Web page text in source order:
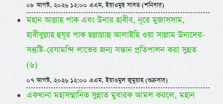
০৮ আগস্ট, ২০২৬ ১২:০০ এএম, ইয়াওমুছ সাবত (শনিবার)
মহান আল্লাহ পাক এবং উনার হাবীব, নূরে মুজাসসাম,
হাবীবুল্লাহ হুযূর পাক ছল্লাল্লাহু আলাইহি ওয়া সাল্লাম উনাদের-
সন্তুষ্টি-রেযামন্দি লাভের জন্য সন্তান প্রতিপালন করা সুন্নত
(৬)
০৭ আগস্ট, ২০২৬ ১২:০০ এএম, ইয়াওমুল জুমুয়াহ (শুক্রবার)
একখানা মহাসম্মানিত সুন্নাত মুবারক আমল করলে, মহান